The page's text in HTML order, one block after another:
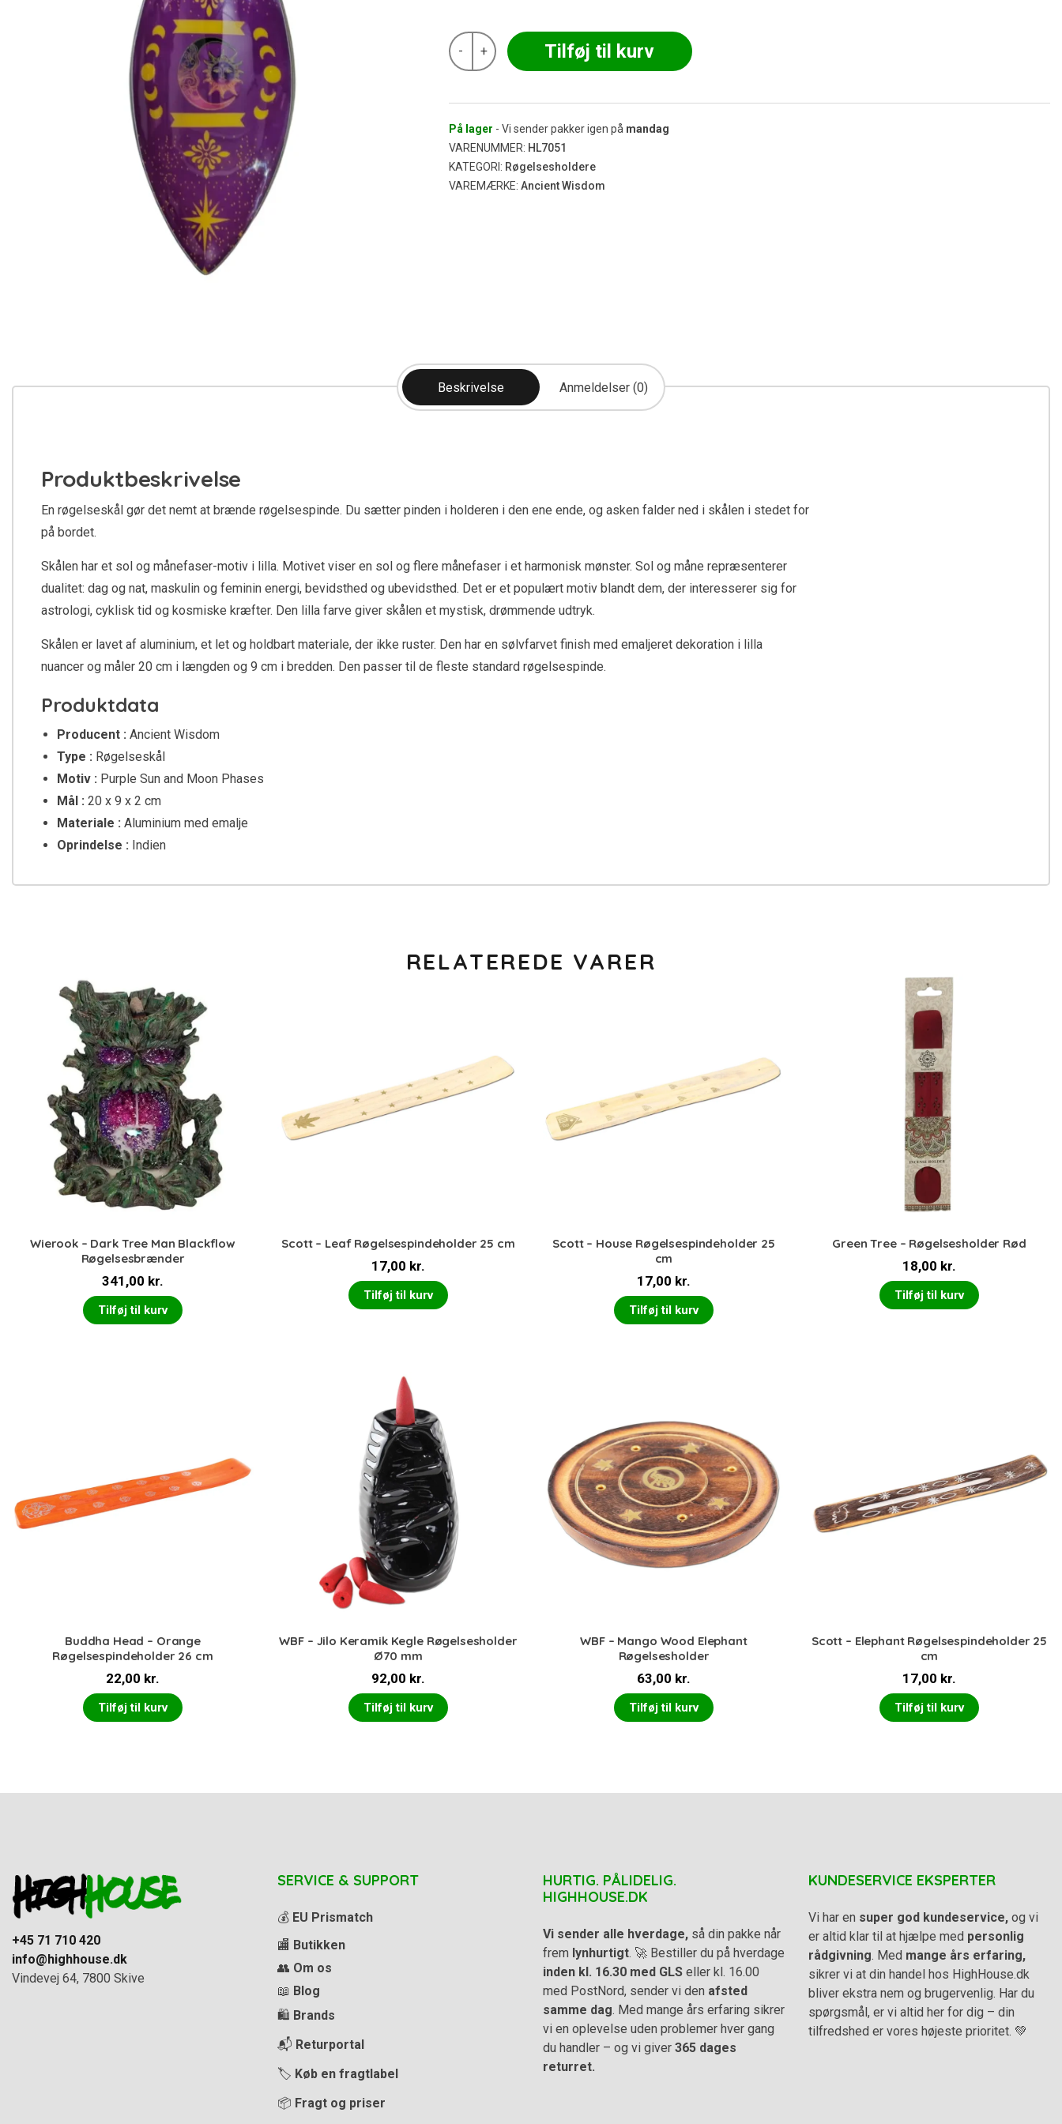
-
Ancient
Emaljeret
&
Moon
Røgelseskål
antal
+ Tilføj til kurv
På lager - Vi sender pakker igen på mandag
VARENUMMER: HL7051
KATEGORI: Røgelsesholdere
VAREMÆRKE: Ancient Wisdom
Beskrivelse Anmeldelser (0)
Produktbeskrivelse
En røgelseskål gør det nemt at brænde røgelsespinde. Du sætter pinden i holderen i den ene ende, og asken falder ned i skålen i stedet for
på bordet.
Skålen har et sol og månefaser-motiv i lilla. Motivet viser en sol og flere månefaser i et harmonisk mønster. Sol og måne repræsenterer
dualitet: dag og nat, maskulin og feminin energi, bevidsthed og ubevidsthed. Det er et populært motiv blandt dem, der interesserer sig for
astrologi, cyklisk tid og kosmiske kræfter. Den lilla farve giver skålen et mystisk, drømmende udtryk.
Skålen er lavet af aluminium, et let og holdbart materiale, der ikke ruster. Den har en sølvfarvet finish med emaljeret dekoration i lilla
nuancer og måler 20 cm i længden og 9 cm i bredden. Den passer til de fleste standard røgelsespinde.
Produktdata
Producent : Ancient Wisdom
Type : Røgelseskål
Motiv : Purple Sun and Moon Phases
Mål : 20 x 9 x 2 cm
Materiale : Aluminium med emalje
Oprindelse : Indien
RELATEREDE VARER
Wierook – Dark Tree Man Blackflow
Røgelsesbrænder
341,00 kr.
Tilføj til kurv
Scott – Leaf Røgelsespindeholder 25 cm
17,00 kr.
Tilføj til kurv
Scott – House Røgelsespindeholder 25
cm
17,00 kr.
Tilføj til kurv
Green Tree – Røgelsesholder Rød
18,00 kr.
Tilføj til kurv
Buddha Head – Orange
Røgelsespindeholder 26 cm
22,00 kr.
Tilføj til kurv
WBF – Jilo Keramik Kegle Røgelsesholder
Ø70 mm
92,00 kr.
Tilføj til kurv
WBF – Mango Wood Elephant
Røgelsesholder
63,00 kr.
Tilføj til kurv
Scott – Elephant Røgelsespindeholder 25
cm
17,00 kr.
Tilføj til kurv
+45 71 710 420
info@highhouse.dk
Vindevej 64, 7800 Skive
SERVICE & SUPPORT
💰 EU Prismatch
🏬 Butikken
👥 Om os
📖 Blog
🛍️ Brands
📬 Returportal
🏷️ Køb en fragtlabel
📦 Fragt og priser
HURTIG. PÅLIDELIG.
HIGHHOUSE.DK
Vi sender alle hverdage, så din pakke når
frem lynhurtigt. 🚀 Bestiller du på hverdage
inden kl. 16.30 med GLS eller kl. 16.00
med PostNord, sender vi den afsted
samme dag. Med mange års erfaring sikrer
vi en oplevelse uden problemer hver gang
du handler – og vi giver 365 dages
returret.
KUNDESERVICE EKSPERTER
Vi har en super god kundeservice, og vi
er altid klar til at hjælpe med personlig
rådgivning. Med mange års erfaring,
sikrer vi at din handel hos HighHouse.dk
bliver ekstra nem og brugervenlig. Har du
spørgsmål, er vi altid her for dig – din
tilfredshed er vores højeste prioritet. 💚